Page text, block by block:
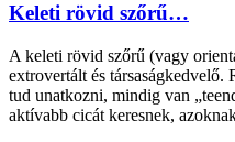
Keleti rövid szőrű…
A keleti rövid szőrű (vagy
extrovertált és
tud unatkozni, mindig van
aktívabb cicát keresnek,